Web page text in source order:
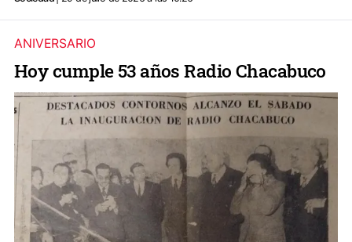
ANIVERSARIO
Hoy cumple 53 años Radio Chacabuco